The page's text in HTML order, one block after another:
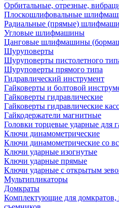
Орбитальные, отрезные,
Плоскошлифовальные
Радиальные (прямые)
Угловые шлифмашины
Цанговые шлифмашины
Шуруповерты
Шуруповерты пистолетного
Шуруповерты прямого типа
Гидравлический инструмент
Гайковерты и болтовой
Гайковерты гидравлические
Гайковерты гидравлические
Гайкодержатели магнитные
Головки торцевые ударные для
Ключи динамометрические
Ключи динамометрические со
Ключи ударные изогнутые
Ключи ударные прямые
Ключи ударные с открытым
Мультипликаторы
Домкраты
Комплектующие для домкратов,